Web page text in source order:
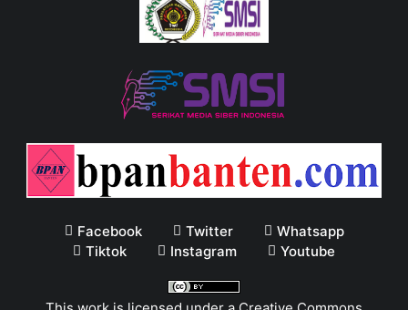
Facebook Twitter
Whatsapp
Tiktok
Instagram Youtube